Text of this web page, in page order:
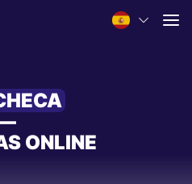
ONLINE